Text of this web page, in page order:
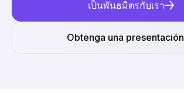
เป็นพันธมิตรกับเรา
Obtenga una presentación